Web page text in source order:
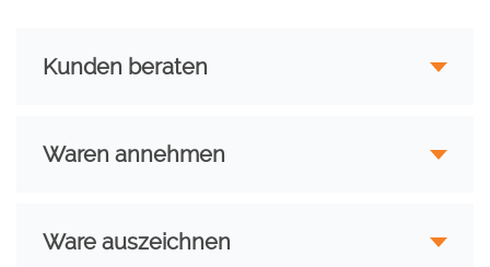
Kunden beraten
Waren annehmen
Ware auszeichnen